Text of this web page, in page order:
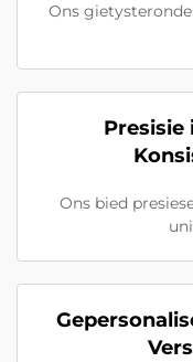
Ons
Presisie
Ons bied